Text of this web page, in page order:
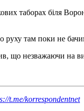
таборах біля
руху там поки не
що незважаючи на
t.me/korrespondentnet